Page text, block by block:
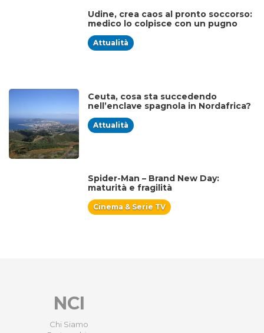
Udine, crea caos al pronto soccorso:
medico lo colpisce con un pugno
Attualità
Ceuta, cosa sta succedendo
nell’enclave spagnola in Nordafrica?
Attualità
Spider-Man – Brand New Day:
maturità e fragilità
Cinema & Serie TV
NCI
Chi Siamo